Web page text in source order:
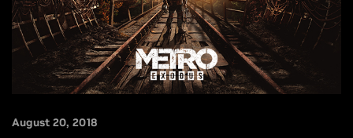
August 20, 2018